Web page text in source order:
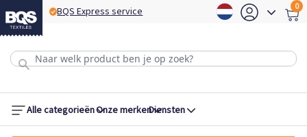
BQS Express service 0
Alle categorieënOnze merkenDiensten